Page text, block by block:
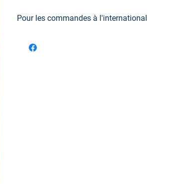
Pour les commandes à l'international
semaines pour la réception, sans suivi possible à moins